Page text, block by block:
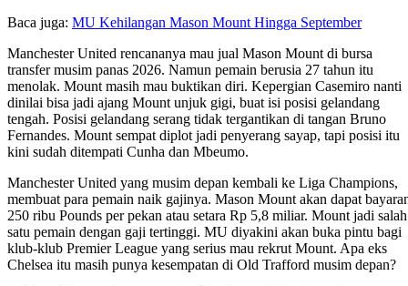
Baca juga: MU Kehilangan Mason Mount Hingga September
Manchester United rencananya mau jual Mason Mount di bursa
transfer musim panas 2026. Namun pemain berusia 27 tahun itu
menolak. Mount masih mau buktikan diri. Kepergian Casemiro nanti
dinilai bisa jadi ajang Mount unjuk gigi, buat isi posisi gelandang
tengah. Posisi gelandang serang tidak tergantikan di tangan Bruno
Fernandes. Mount sempat diplot jadi penyerang sayap, tapi posisi itu
kini sudah ditempati Cunha dan Mbeumo.
Manchester United yang musim depan kembali ke Liga Champions,
membuat para pemain naik gajinya. Mason Mount akan dapat
250 ribu Pounds per pekan atau setara Rp 5,8 miliar. Mount jadi salah
satu pemain dengan gaji tertinggi. MU diyakini akan buka pintu bagi
klub-klub Premier League yang serius mau rekrut Mount. Apa eks
Chelsea itu masih punya kesempatan di Old Trafford musim depan?